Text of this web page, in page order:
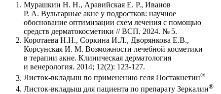
Мурашкин Н. Н., Аравийская Е. Р., Иванов
Р. А. Вульгарные акне у подростков: научное
обоснование оптимизации схем лечения с помощью
средств дерматокосметики // ВСП. 2024. № 5.
Коротаева Н.Н., Соркина И.Л., Дворянкова Е.В.,
Корсунская И. М. Возможности лечебной косметики
в терапии акне. Клиническая дерматология
и венерология. 2014; 12(2): 123‑127.
Листок-вкладыш по применению геля Постакнетин®
Листок-вкладыш для пациента по препарату Зеркалин®